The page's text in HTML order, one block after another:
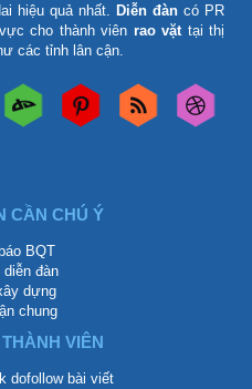
hiệu quả nhất. Diễn đàn có PR
cho thành viên rao vặttại thị
các tỉnh lân cận.
CẦN CHÚ Ý
BQT
diễn đàn
dựng
chung
VIÊN
dofollow bài viết